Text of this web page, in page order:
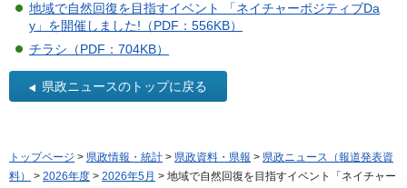
地域で自然回復を目指すイベント 「ネイチャーポジティブDa
y」を開催しました!（PDF：556KB）
チラシ（PDF：704KB）
県政ニュースのトップに戻る
トップページ > 県政情報・統計 > 県政資料・県報 > 県政ニュース（報道発表資
料）
> 2026年度 > 2026年5月 > 地域で自然回復を目指すイベント「ネイチャー